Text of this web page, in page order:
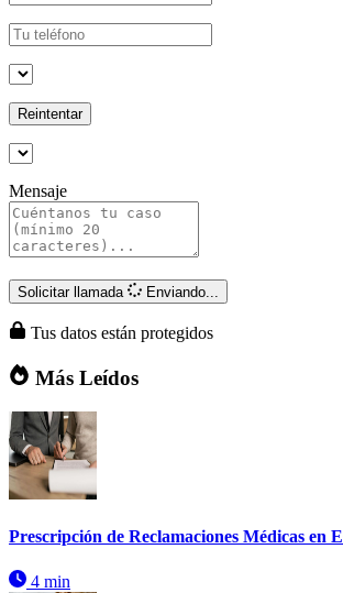
Reintentar
Mensaje
Solicitar llamada Enviando...
Tus datos están protegidos
Más Leídos
Prescripción de Reclamaciones Médicas en
4 min